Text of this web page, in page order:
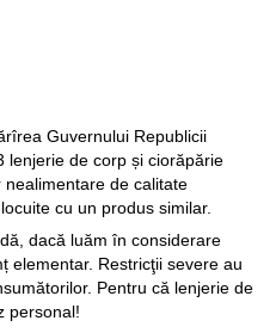
Guvernului Republicii
lenjerie de corp și ciorăpărie
de calitate
cu un produs similar.
dacă luăm în considerare
elementar. Restricţii severe au
Pentru că lenjerie de
personal!